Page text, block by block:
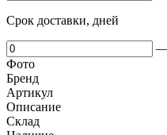
Срок доставки, дней
Фото
Бренд
Артикул
Описание
Cклад